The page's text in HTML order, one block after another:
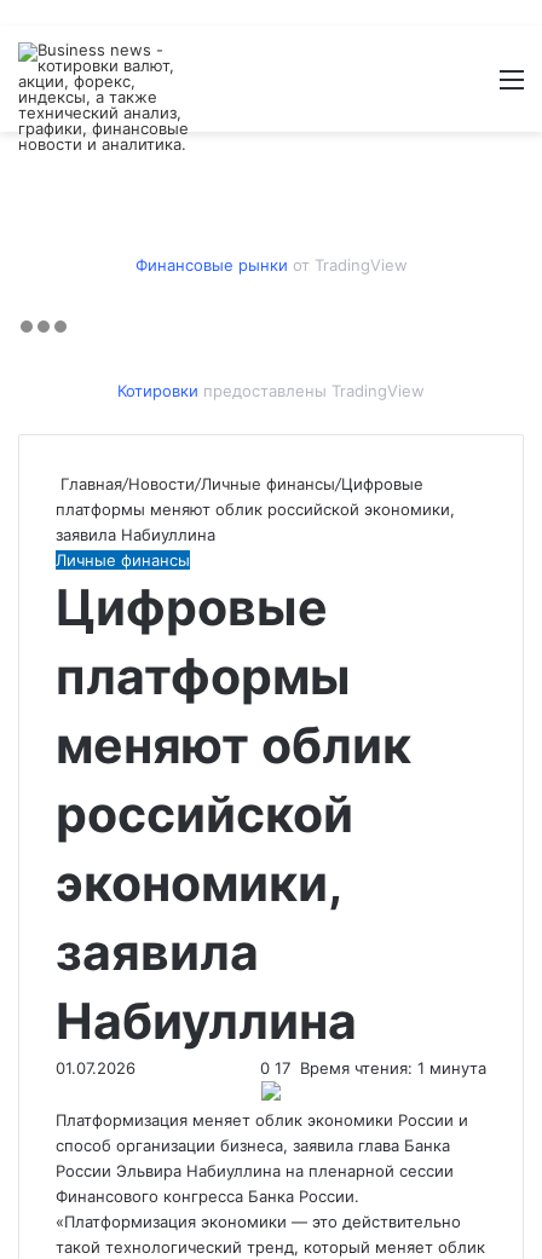
Финансовые рынки от TradingView
Котировки предоставлены TradingView
Главная/Новости/Личные финансы/Цифровые
платформы меняют облик российской экономики,
заявила Набиуллина
Личные финансы
Цифровые
платформы
меняют облик
российской
экономики,
заявила
Набиуллина
01.07.2026 0 17 Время чтения: 1 минута
Платформизация меняет облик экономики России и
способ организации бизнеса, заявила глава Банка
России Эльвира Набиуллина на пленарной сессии
Финансового конгресса Банка России.
«Платформизация экономики — это действительно
такой технологический тренд, который меняет облик